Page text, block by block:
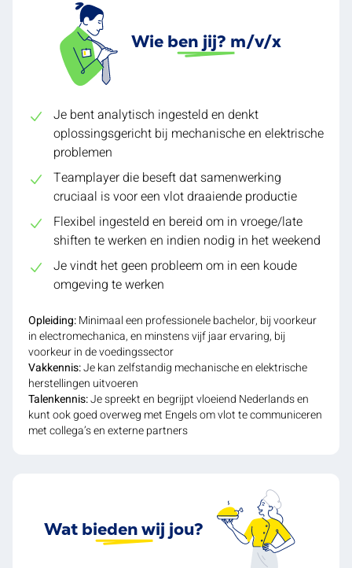
Wie ben jij? m/v/x
Je bent analytisch ingesteld en denkt
oplossingsgericht bij mechanische en elektrische
problemen
Teamplayer die beseft dat samenwerking
cruciaal is voor een vlot draaiende productie
Flexibel ingesteld en bereid om in vroege/late
shiften te werken en indien nodig in het weekend
Je vindt het geen probleem om in een koude
omgeving te werken
Opleiding:Minimaal een professionele bachelor, bij voorkeur
in electromechanica, en minstens vijf jaar ervaring, bij
voorkeur in de voedingssector
Vakkennis:Je kan zelfstandig mechanische en elektrische
herstellingen uitvoeren
Talenkennis:Je spreekt en begrijpt vloeiend Nederlands en
kunt ook goed overweg met Engels om vlot te communiceren
met collega’s en externe partners
Wat bieden wij jou?